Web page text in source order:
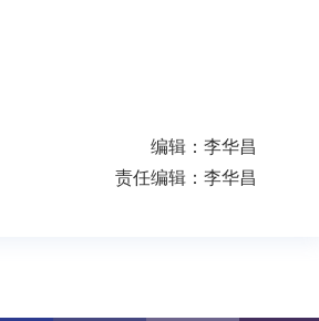
编辑：李华昌
责任编辑：李华昌